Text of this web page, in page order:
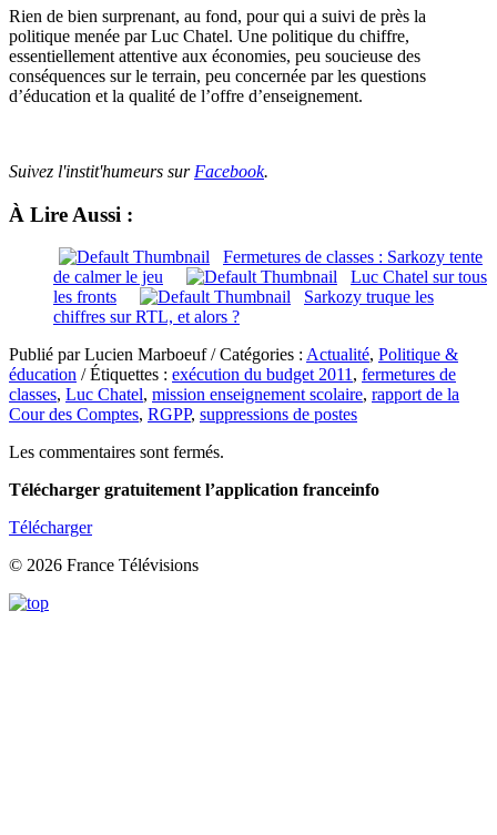
Rien de bien surprenant, au fond, pour qui a suivi de près la
politique menée par Luc Chatel. Une politique du chiffre,
essentiellement attentive aux économies, peu soucieuse des
conséquences sur le terrain, peu concernée par les questions
d’éducation et la qualité de l’offre d’enseignement.
Suivez l'instit'humeurs sur Facebook.
À Lire Aussi :
Fermetures de classes : Sarkozy tente
de calmer le jeu
Luc Chatel sur tous
les fronts
Sarkozy truque les
chiffres sur RTL, et alors ?
Publié par Lucien Marboeuf / Catégories : Actualité, Politique &
éducation / Étiquettes : exécution du budget 2011, fermetures de
classes, Luc Chatel, mission enseignement scolaire, rapport de la
Cour des Comptes, RGPP, suppressions de postes
Les commentaires sont fermés.
Télécharger gratuitement l’application franceinfo
Télécharger
© 2026 France Télévisions